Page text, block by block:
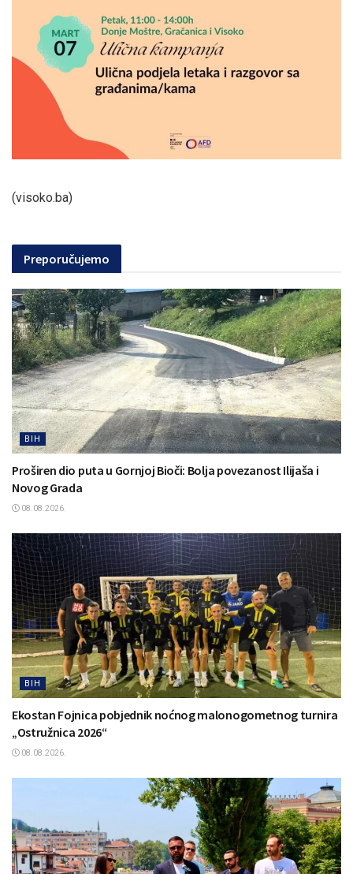
(visoko.ba)
Preporučujemo
BIH
Proširen dio puta u Gornjoj Bioči: Bolja povezanost Ilijaša i
Novog Grada
08.08.2026.
BIH
Ekostan Fojnica pobjednik noćnog malonogometnog turnira
„Ostružnica 2026“
08.08.2026.